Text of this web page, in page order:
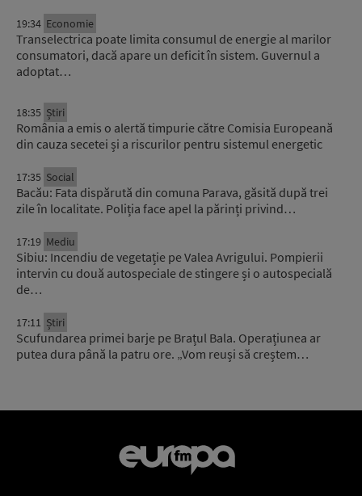
19:34 Economie
Transelectrica poate limita consumul de energie al marilor
consumatori, dacă apare un deficit în sistem. Guvernul a
adoptat…
18:35 Știri
România a emis o alertă timpurie către Comisia Europeană
din cauza secetei și a riscurilor pentru sistemul energetic
17:35 Social
Bacău: Fata dispărută din comuna Parava, găsită după trei
zile în localitate. Poliția face apel la părinți privind…
17:19 Mediu
Sibiu: Incendiu de vegetație pe Valea Avrigului. Pompierii
intervin cu două autospeciale de stingere și o autospecială
de…
17:11 Știri
Scufundarea primei barje pe Brațul Bala. Operațiunea ar
putea dura până la patru ore. „Vom reuși să creștem…